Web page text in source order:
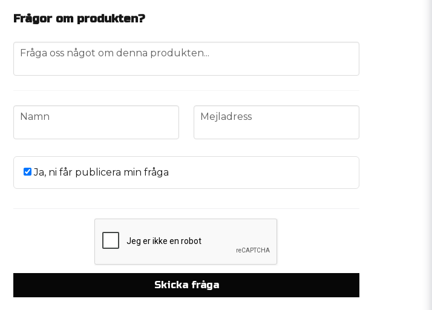
Frågor om produkten?
question
Fråga oss något om denna produkten...
name
Namn email
Mejladress
Ja, ni får publicera min fråga
Skicka fråga